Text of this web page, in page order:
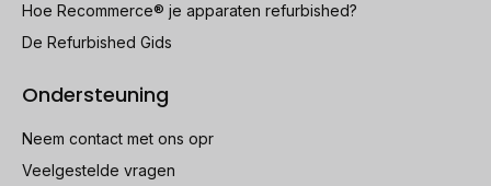
Hoe Recommerce® je apparaten refurbished?
De Refurbished Gids
Ondersteuning
Neem contact met ons opr
Veelgestelde vragen